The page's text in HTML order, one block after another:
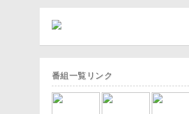
番組一覧リンク